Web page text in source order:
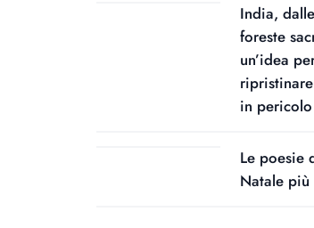
India, dalle
foreste
un’idea
in pericolo
Le poesie
Natale più